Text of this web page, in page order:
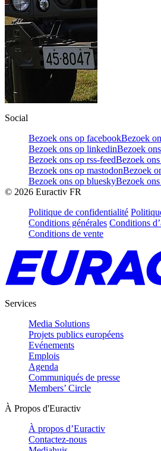
Social
Bezoek ons op facebookBezoek
Bezoek ons op linkedinBezoek
Bezoek ons op rss-feedBezoek
Bezoek ons op mastodonBezoek
Bezoek ons op blueskyBezoek
© 2026 Euractiv FR
Politique de confidentialité
Conditions générales Conditions
Conditions de vente
Services
Media Solutions
Projets publics européens
Evénements
Emplois
Agenda
Communiqués de presse
Members’ Circle
À Propos d'Euractiv
À propos d’Euractiv
Contactez-nous